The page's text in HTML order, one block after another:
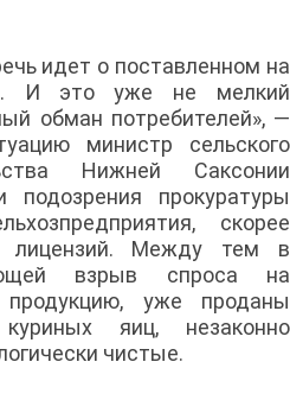
идет о поставленном на
И это уже не мелкий
обман потребителей», —
министр сельского
Нижней Саксонии
прокуратуры
скорее
лицензий. Между тем в
взрыв спроса на
продукцию, уже проданы
яиц, незаконно
чистые.